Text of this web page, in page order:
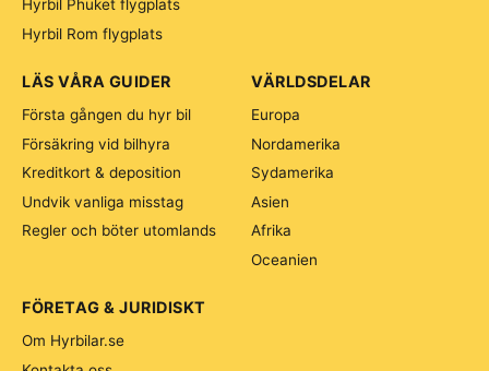
Hyrbil Phuket flygplats
Hyrbil Rom flygplats
VÄRLDSDELAR
Europa
Nordamerika
Sydamerika
Asien
Afrika
Oceanien
LÄS VÅRA GUIDER
Första gången du hyr bil
Försäkring vid bilhyra
Kreditkort & deposition
Undvik vanliga misstag
Regler och böter utomlands
FÖRETAG & JURIDISKT
Om Hyrbilar.se